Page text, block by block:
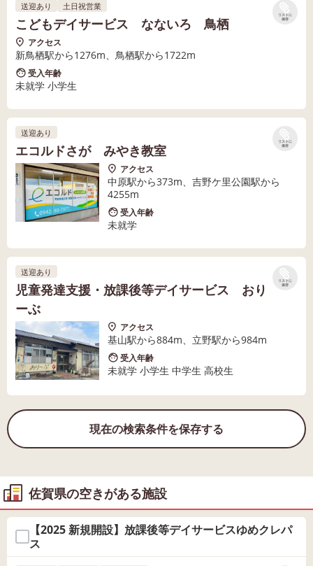
リストに
保存
送迎あり 土日祝営業
こどもデイサービス なないろ 鳥栖
アクセス
新鳥栖駅から1276m、鳥栖駅から1722m
受入年齢
未就学 小学生
リストに
保存
送迎あり
エコルドさが みやき教室
アクセス
中原駅から373m、吉野ケ里公園駅から
4255m
受入年齢
未就学
リストに
保存
送迎あり
児童発達支援・放課後等デイサービス おり
ーぶ
アクセス
基山駅から884m、立野駅から984m
受入年齢
未就学 小学生 中学生 高校生
現在の検索条件を保存する
佐賀県の空きがある施設
【2025 新規開設】放課後等デイサービスゆめクレパ
ス